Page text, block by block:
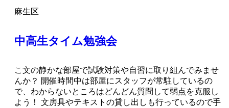
麻生区
中高生タイム勉強会
こ文の静かな部屋で試験対策や自習に取り組んでみませ
んか？ 開催時間中は部屋にスタッフが常駐しているの
で、わからないところはどんどん質問して弱点を克服し
よう！ 文房具やテキストの貸し出しも行っているので手